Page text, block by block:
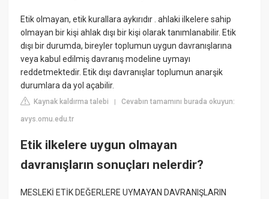
Etik olmayan, etik kurallara aykırıdır . ahlaki ilkelere sahip
olmayan bir kişi ahlak dışı bir kişi olarak tanımlanabilir. Etik
dışı bir durumda, bireyler toplumun uygun davranışlarına
veya kabul edilmiş davranış modeline uymayı
reddetmektedir. Etik dışı davranışlar toplumun anarşik
durumlara da yol açabilir.
Kaynak kaldırma talebi |Cevabın tamamını burada okuyun:
avys.omu.edu.tr
Etik ilkelere uygun olmayan
davranışların sonuçları nelerdir?
MESLEKİ ETİK DEĞERLERE UYMAYAN DAVRANIŞLARIN